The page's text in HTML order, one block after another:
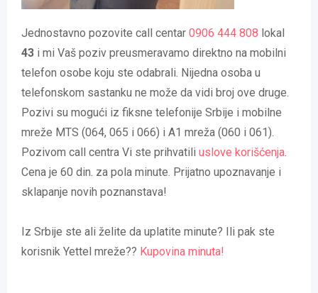
Jednostavno pozovite call centar 0906 444 808 lokal
43 i mi Vaš poziv preusmeravamo direktno na mobilni
telefon osobe koju ste odabrali. Nijedna osoba u
telefonskom sastanku ne može da vidi broj ove druge.
Pozivi su mogući iz fiksne telefonije Srbije i mobilne
mreže MTS (064, 065 i 066) i A1 mreža (060 i 061).
Pozivom call centra Vi ste prihvatili uslove korišćenja.
Cena je 60 din. za pola minute. Prijatno upoznavanje i
sklapanje novih poznanstava!
Iz Srbije ste ali želite da uplatite minute? Ili pak ste
korisnik Yettel mreže?? Kupovina minuta!